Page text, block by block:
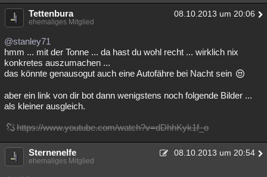
Tettenbura 08.10.2013 um 20:06
ehemaliges Mitglied
@stanley71
hmm ... mit der Tonne ... da hast du wohl recht ... wirklich nix
konkretes auszumachen ...
das könnte genausogut auch eine Autofähre bei Nacht sein
aber ein link von dir bot dann wenigstens noch folgende Bilder ...
als kleiner ausgleich.
https://www.youtube.com/watch?v=dDhhKyk1f_o
Sternenelfe 08.10.2013 um 20:54
ehemaliges Mitglied